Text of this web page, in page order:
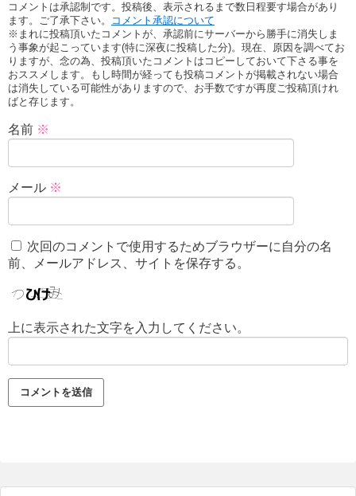
コメントは承認制です。投稿後、表示されるまで数日程要す場合があり
ます。ご了承下さい。
コメント承認について
※まれに投稿頂いたコメントが、承認前にサーバーから勝手に消失しま
う事象が起こっています(特に深夜に投稿した分)。現在、原因を調べてお
りますが、念の為、投稿頂いたコメントはコピーしておいて下さる事を
おススメします。もし時間が経っても投稿コメントが掲載されない場合
は消失している可能性がありますので、お手数ですが再度ご投稿頂けれ
ばと存じます。
名前 ※
メール ※
次回のコメントで使用するためブラウザーに自分の名
前、メールアドレス、サイトを保存する。
上に表示された文字を入力してください。